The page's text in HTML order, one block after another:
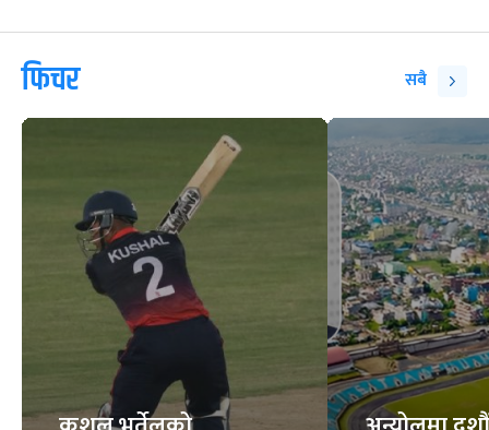
फिचर सबै